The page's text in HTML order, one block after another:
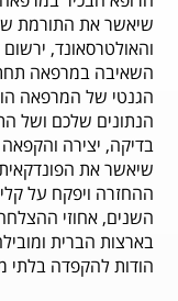
שיאשר את התורמת
והאולטרסאונד,
השאיבה במרפאה
הגנטי של המרפאה
הנתונים שלכם ושל
בדיקה, יצירה
שיאשר את
השנים, אחוזי
בארצות הברית
הודות להקפדה בלתי